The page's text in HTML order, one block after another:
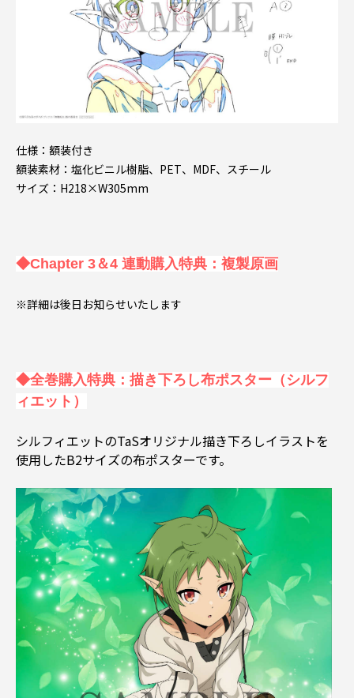
仕様：額装付き
額装素材：塩化ビニル樹脂、PET、MDF、スチール
サイズ：H218×W305mm
◆Chapter 3＆4 連動購入特典：複製原画
※詳細は後日お知らせいたします
◆全巻購入特典：描き下ろし布ポスター（シルフ
ィエット）
シルフィエットのTaSオリジナル描き下ろしイラストを
使用したB2サイズの布ポスターです。